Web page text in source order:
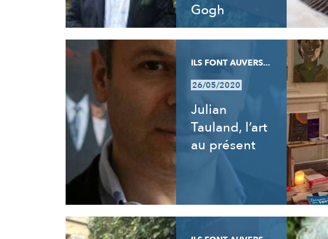
Gogh
ILS FONT AUVERS...
26/05/2020
Julian
Tauland, l’art
au présent